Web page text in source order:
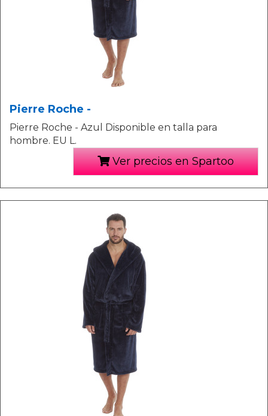
Pierre Roche -
Pierre Roche - Azul Disponible en talla para
hombre. EU L.
Ver precios en Spartoo